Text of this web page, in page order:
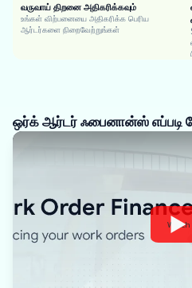
வருவாய் திறனை அதிகரிக்கவும்
உங்கள் விற்பனையை அதிகரிக்க பெரிய
ஆர்டர்களை நிறைவேற்றுங்கள்
ஒர்க் ஆர்டர் ஃபைனான்ஸ் எப்படி
Watch